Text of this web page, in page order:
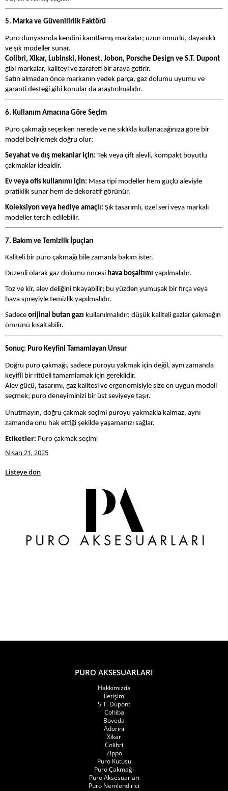
5. Marka ve Güvenilirlik Faktörü
Puro dünyasında kendini kanıtlamış markalar; uzun ömürlü, dayanıklı
ve şık modeller sunar.
Colibri, Xikar, Lubinski, Honest, Jobon, Porsche Design ve S.T. Dupont
gibi markalar, kaliteyi ve zarafeti bir araya getirir.
Satın almadan önce markanın yedek parça, gaz dolumu uyumu ve
garanti desteği gibi konular da araştırılmalıdır.
6. Kullanım Amacına Göre Seçim
Puro çakmağı seçerken nerede ve ne sıklıkla kullanacağınıza göre bir
model belirlemek doğru olur:
Seyahat ve dış mekanlar için: Tek veya çift alevli, kompakt boyutlu
çakmaklar idealdir.
Ev veya ofis kullanımı için: Masa tipi modeller hem güçlü aleviyle
pratiklik sunar hem de dekoratif görünür.
Koleksiyon veya hediye amaçlı: Şık tasarımlı, özel seri veya markalı
modeller tercih edilebilir.
7. Bakım ve Temizlik İpuçları
Kaliteli bir puro çakmağı bile zamanla bakım ister.
Düzenli olarak gaz dolumu öncesi hava boşaltımı yapılmalıdır.
Toz ve kir, alev deliğini tıkayabilir; bu yüzden yumuşak bir fırça veya
hava spreyiyle temizlik yapılmalıdır.
Sadece orijinal butan gazı kullanılmalıdır; düşük kaliteli gazlar çakmağın
ömrünü kısaltabilir.
Sonuç: Puro Keyfini Tamamlayan Unsur
Doğru puro çakmağı, sadece puroyu yakmak için değil, aynı zamanda
keyifli bir ritüeli tamamlamak için gereklidir.
Alev gücü, tasarımı, gaz kalitesi ve ergonomisiyle size en uygun modeli
seçmek; puro deneyiminizi bir üst seviyeye taşır.
Unutmayın, doğru çakmak seçimi puroyu yakmakla kalmaz, aynı
zamanda onu hak ettiği şekilde yaşamanızı sağlar.
Etiketler: Puro çakmak seçimi
Nisan 21, 2025
Listeye dön
PURO AKSESUARLARI
Hakkımızda
İletişim
S.T. Dupont
Cohiba
Boveda
Adorini
Xikar
Colibri
Zippo
Puro Kutusu
Puro Çakmağı
Puro Aksesuarları
Puro Nemlendirici